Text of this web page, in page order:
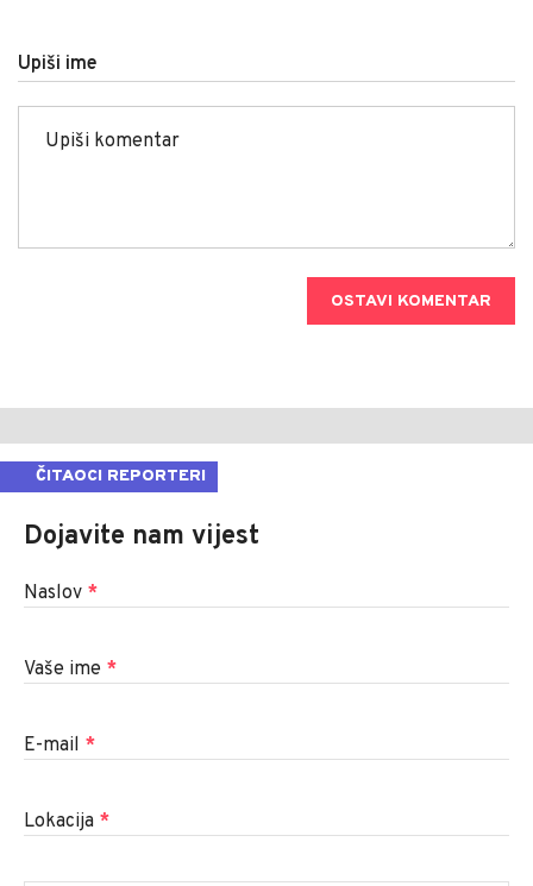
Upiši ime
OSTAVI KOMENTAR
ČITAOCI REPORTERI
Dojavite nam vijest
Naslov *
Vaše ime *
E-mail *
Lokacija *